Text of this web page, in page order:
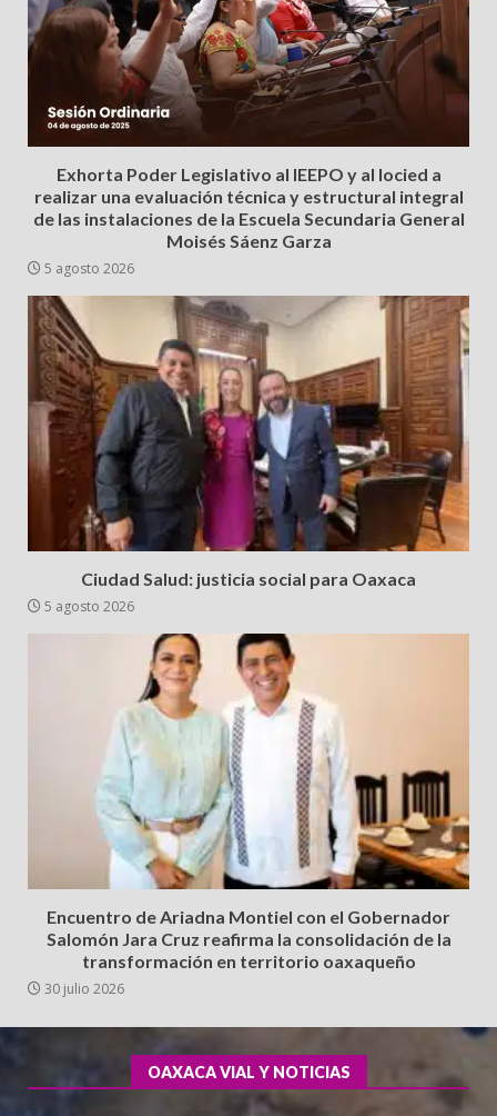
Exhorta Poder Legislativo al IEEPO y al Iocied a
realizar una evaluación técnica y estructural integral
de las instalaciones de la Escuela Secundaria General
Moisés Sáenz Garza
5 agosto 2026
Ciudad Salud: justicia social para Oaxaca
5 agosto 2026
Encuentro de Ariadna Montiel con el Gobernador
Salomón Jara Cruz reafirma la consolidación de la
transformación en territorio oaxaqueño
30 julio 2026
OAXACA VIAL Y NOTICIAS